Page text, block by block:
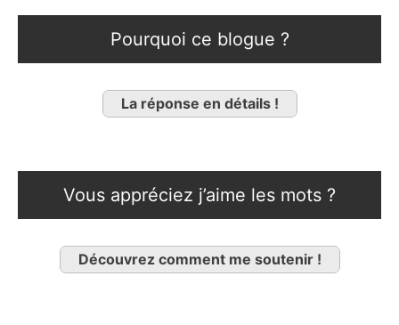
Pourquoi ce blogue ?
La réponse en détails !
Vous appréciez j’aime les mots ?
Découvrez comment me soutenir !